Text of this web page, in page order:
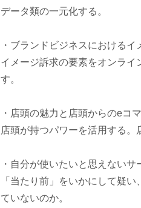
データ類の一元化する。
・ブランドビジネスにおけるイ
イメージ訴求の要素をオンラ
す。
・店頭の魅力と店頭からのeコ
店頭が持つパワーを活用する。
・自分が使いたいと思えない
「当たり前」をいかにして疑
ていないのか。